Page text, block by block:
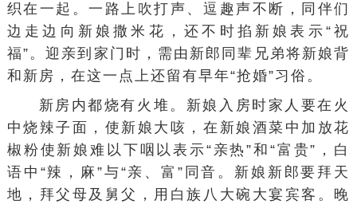
织在一起。一路上吹打声、逗趣声不断，同伴们
边走边向新娘撒米花，还不时 掐新娘表示“祝
福”。迎亲到家门时，需由新郎同辈兄弟将新娘背
和新房，在这一点上还留有早年“抢婚”习俗。
新房内都烧有火堆。新娘入房时家人要在火
中烧辣子面，使新娘大咳，在新娘酒菜中加放花
椒粉 使新娘难以下咽以表示“亲热”和“富贵”，白
语中“辣，麻”与“亲、富”同音。新娘新郎要拜天
地，拜父母及舅父，用白族 八大碗 大宴宾客。晚